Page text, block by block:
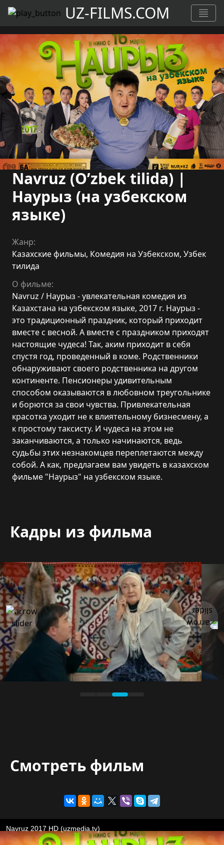
UZ-FILMS.COM
Navruz (O’zbek tilida) |
Наурыз (на узбекском
языке)
Жанр:
Казахские фильмы, Комедия на Узбекском, Узбек
тилида
О фильме:
Navruz / Наурыз - увлекательная комедия из
Казахстана на узбекском языке, 2017 г. Наурыз -
это традиционный праздник, который приходит
вместе с весной. А вместе с праздником приходят
настоящие чудеса! Так, аким приходит в себя
спустя год, проведенный в коме. Родственники
обнаруживают своего родственника на другом
континенте. Пенсионеры удивительным
способом оказываются в любовном треугольнике
и борются за свои чувства. Привлекательная
красотка уходит не к влиятельному бизнесмену, а
к простому таксисту. И чудеса на этом не
заканчиваются, а только начинаются, ведь
судьбы этих незнакомцев переплетаются между
собой. А как, предлагаем вам увидеть в казахском
фильме "Наурыз" на узбекском языке.
Кадры из фильма
Смотреть фильм